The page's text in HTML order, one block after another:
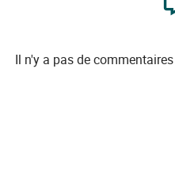
Il n'y a pas de